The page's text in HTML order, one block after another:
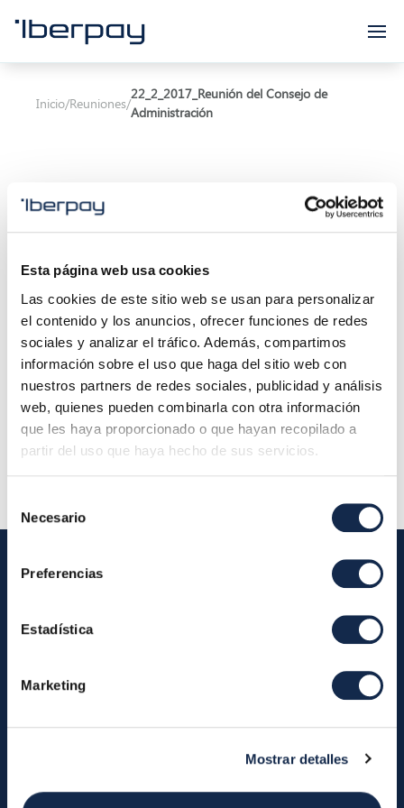
Esta página web usa cookies
Las cookies de este sitio web se usan para personalizar
el contenido y los anuncios, ofrecer funciones de redes
sociales y analizar el tráfico. Además, compartimos
información sobre el uso que haga del sitio web con
nuestros partners de redes sociales, publicidad y análisis
web, quienes pueden combinarla con otra información
que les haya proporcionado o que hayan recopilado a
partir del uso que haya hecho de sus servicios.
Necesario
Preferencias
Estadística
Marketing
Mostrar detalles
Iberpay
Inicio/Reuniones/
22_2_2017_Reunión del Consejo de
Administración
Asunto:Reunión del Consejo de Administración
Inicio de la reunión:22/02/2017 11:00
Final de la reunión:22/02/2017 13:00
Localización:
Descripción:Reunión del Consejo de
Administración
Iberpay
About us
RTP